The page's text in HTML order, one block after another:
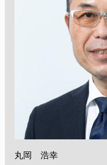
丸岡 浩幸